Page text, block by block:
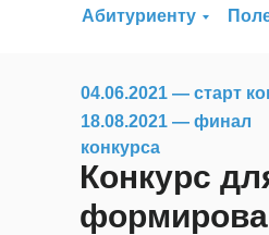
Абитуриенту
Конкурс
04.06.2021 — старт
18.08.2021 — финал
конкурса